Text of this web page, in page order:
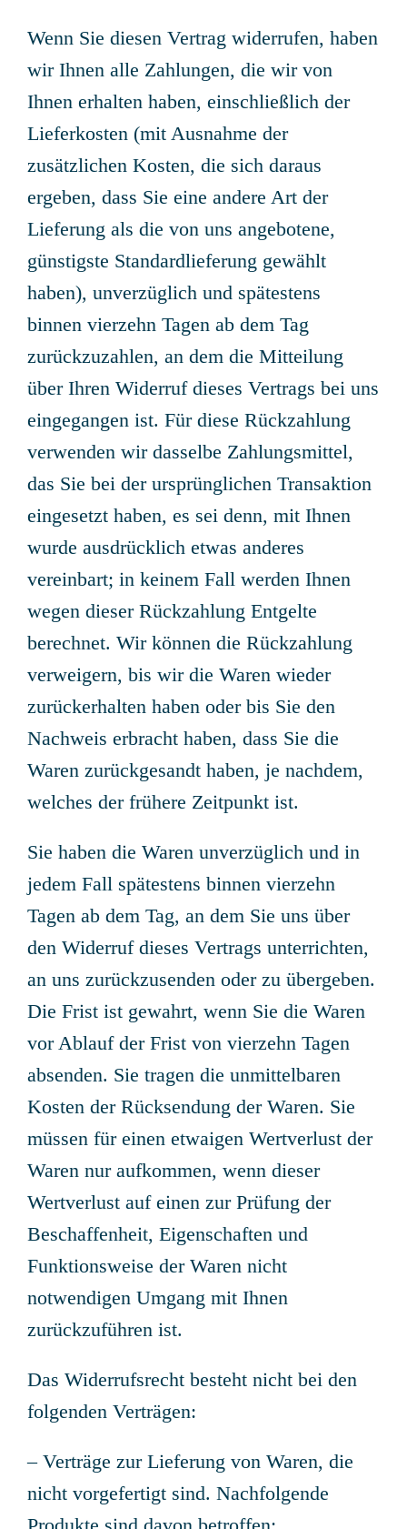
Wenn Sie diesen Vertrag widerrufen, haben
wir Ihnen alle Zahlungen, die wir von
Ihnen erhalten haben, einschließlich der
Lieferkosten (mit Ausnahme der
zusätzlichen Kosten, die sich daraus
ergeben, dass Sie eine andere Art der
Lieferung als die von uns angebotene,
günstigste Standardlieferung gewählt
haben), unverzüglich und spätestens
binnen vierzehn Tagen ab dem Tag
zurückzuzahlen, an dem die Mitteilung
über Ihren Widerruf dieses Vertrags bei uns
eingegangen ist. Für diese Rückzahlung
verwenden wir dasselbe Zahlungsmittel,
das Sie bei der ursprünglichen Transaktion
eingesetzt haben, es sei denn, mit Ihnen
wurde ausdrücklich etwas anderes
vereinbart; in keinem Fall werden Ihnen
wegen dieser Rückzahlung Entgelte
berechnet. Wir können die Rückzahlung
verweigern, bis wir die Waren wieder
zurückerhalten haben oder bis Sie den
Nachweis erbracht haben, dass Sie die
Waren zurückgesandt haben, je nachdem,
welches der frühere Zeitpunkt ist.
Sie haben die Waren unverzüglich und in
jedem Fall spätestens binnen vierzehn
Tagen ab dem Tag, an dem Sie uns über
den Widerruf dieses Vertrags unterrichten,
an uns zurückzusenden oder zu übergeben.
Die Frist ist gewahrt, wenn Sie die Waren
vor Ablauf der Frist von vierzehn Tagen
absenden. Sie tragen die unmittelbaren
Kosten der Rücksendung der Waren. Sie
müssen für einen etwaigen Wertverlust der
Waren nur aufkommen, wenn dieser
Wertverlust auf einen zur Prüfung der
Beschaffenheit, Eigenschaften und
Funktionsweise der Waren nicht
notwendigen Umgang mit Ihnen
zurückzuführen ist.
Das Widerrufsrecht besteht nicht bei den
folgenden Verträgen:
– Verträge zur Lieferung von Waren, die
nicht vorgefertigt sind. Nachfolgende